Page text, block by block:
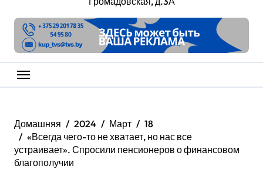
Домашняя 2024 Март
18
«Всегда чего-то не хватает, но нас все
устраивает». Спросили пенсионеров о финансовом
благополучии